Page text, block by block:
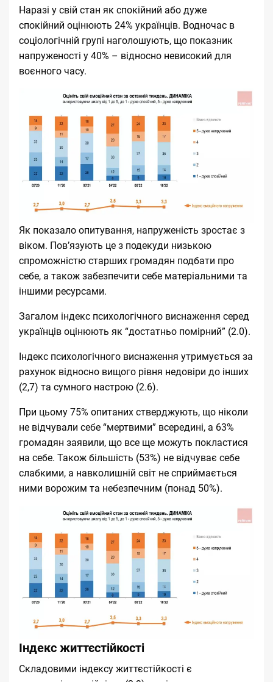
Наразі у свій стан як спокійний або дуже
спокійний оцінюють 24% українців. Водночас в
соціологічній групі наголошують, що показник
напруженості у 40% – відносно невисокий для
воєнного часу.
Як показало опитування, напруженість зростає з
віком. Пов’язують це з подекуди низькою
спроможністю старших громадян подбати про
себе, а також забезпечити себе матеріальними та
іншими ресурсами.
Загалом індекс психологічного виснаження серед
українців оцінюють як “достатньо помірний” (2.0).
Індекс психологічного виснаження утримується за
рахунок відносно вищого рівня недовіри до інших
(2,7) та сумного настрою (2.6).
При цьому 75% опитаних стверджують, що ніколи
не відчували себе “мертвими” всередині, а 63%
громадян заявили, що все ще можуть покластися
на себе. Також більшість (53%) не відчуває себе
слабкими, а навколишній світ не сприймається
ними ворожим та небезпечним (понад 50%).
Індекс життєстійкості
Складовими індексу життєстійкості є